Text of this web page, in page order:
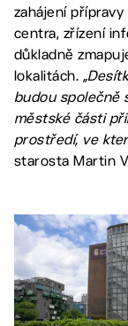
zahájení
centra, zřízení
důkladně
lokalitách.
budou společně
městské části
prostředí, ve
starosta Martin